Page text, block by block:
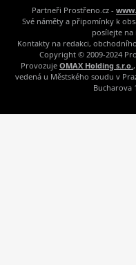
Partneři Prostřeno.cz -
Své náměty a připomínky k
posílejte na
Kontakty na redakci,
Copyright © 2009-2024
Provozuje OMAX Holding s.r.o.
vedená u Městského soudu v
Bucharova